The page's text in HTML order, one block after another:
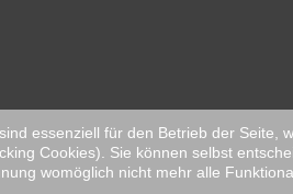
essenziell für den Betrieb der Seite,
Cookies). Sie können selbst
womöglich nicht mehr alle